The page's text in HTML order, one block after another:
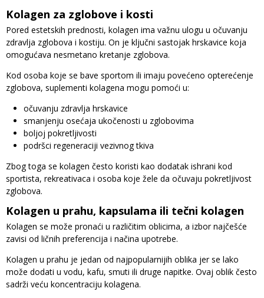
Kolagen za zglobove i kosti
Pored estetskih prednosti, kolagen ima važnu ulogu u očuvanju
zdravlja zglobova i kostiju. On je ključni sastojak hrskavice koja
omogućava nesmetano kretanje zglobova.
Kod osoba koje se bave sportom ili imaju povećeno opterećenje
zglobova, suplementi kolagena mogu pomoći u:
očuvanju zdravlja hrskavice
smanjenju osećaja ukočenosti u zglobovima
boljoj pokretljivosti
podršci regeneraciji vezivnog tkiva
Zbog toga se kolagen često koristi kao dodatak ishrani kod
sportista, rekreativaca i osoba koje žele da očuvaju pokretljivost
zglobova.
Kolagen u prahu, kapsulama ili tečni kolagen
Kolagen se može pronaći u različitim oblicima, a izbor najčešće
zavisi od ličnih preferencija i načina upotrebe.
Kolagen u prahu je jedan od najpopularnijih oblika jer se lako
može dodati u vodu, kafu, smuti ili druge napitke. Ovaj oblik često
sadrži veću koncentraciju kolagena.